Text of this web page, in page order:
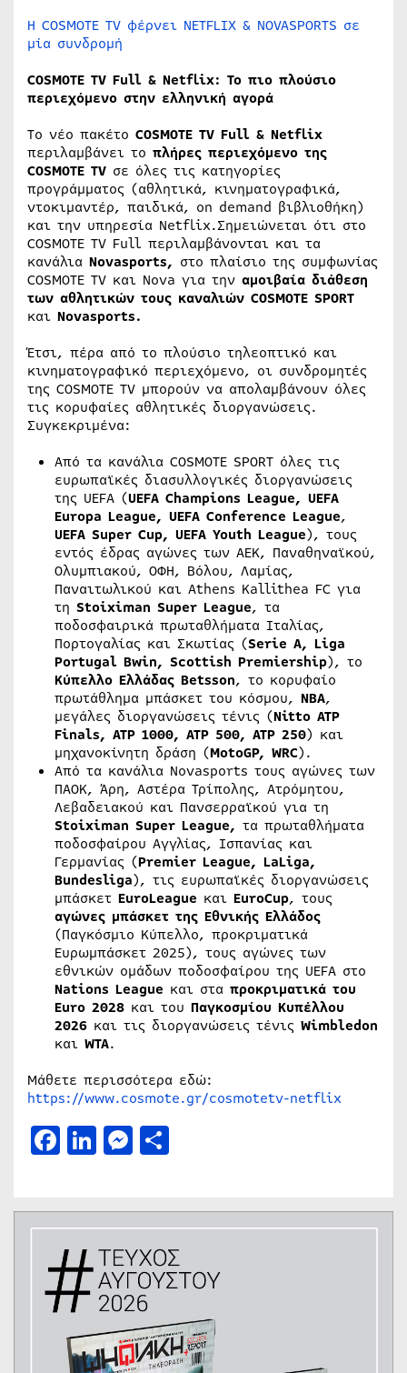
H COSMOTE TV φέρνει NETFLIX & NOVASPORTS σε
μία συνδρομή
COSMOTE TV Full & Netflix: Το πιο πλούσιο
περιεχόμενο στην ελληνική αγορά
To νέο πακέτο COSMOTE TV Full & Netflix
περιλαμβάνει το πλήρες περιεχόμενο της
COSMOTE TV σε όλες τις κατηγορίες
προγράμματος (αθλητικά, κινηματογραφικά,
ντοκιμαντέρ, παιδικά, on demand βιβλιοθήκη)
και την υπηρεσία Netflix.Σημειώνεται ότι στο
COSMOTE TV Full περιλαμβάνονται και τα
κανάλια Novasports, στο πλαίσιο της συμφωνίας
COSMOTE TV και Nova για την αμοιβαία διάθεση
των αθλητικών τους καναλιών COSMOTE SPORT
και Novasports.
Έτσι, πέρα από το πλούσιο τηλεοπτικό και
κινηματογραφικό περιεχόμενο, οι συνδρομητές
της COSMOTE TV μπορούν να απολαμβάνουν όλες
τις κορυφαίες αθλητικές διοργανώσεις.
Συγκεκριμένα:
Από τα κανάλια COSMOTE SPORT όλες τις
ευρωπαϊκές διασυλλογικές διοργανώσεις
της UEFA (UEFA Champions League, UEFA
Europa League, UEFA Conference League,
UEFA Super Cup, UEFA Youth League), τους
εντός έδρας αγώνες των ΑΕΚ, Παναθηναϊκού,
Ολυμπιακού, ΟΦΗ, Βόλου, Λαμίας,
Παναιτωλικού και Athens Kallithea FC για
τη Stoiximan Super League, τα
ποδοσφαιρικά πρωταθλήματα Ιταλίας,
Πορτογαλίας και Σκωτίας (Serie A, Liga
Portugal Bwin, Scottish Premiership), το
Κύπελλο Ελλάδας Betsson, το κορυφαίο
πρωτάθλημα μπάσκετ του κόσμου, ΝΒΑ,
μεγάλες διοργανώσεις τένις (Nitto ATP
Finals, ATP 1000, ATP 500, ATP 250) και
μηχανοκίνητη δράση (MotoGP, WRC).
Από τα κανάλια Novasports τους αγώνες των
ΠΑΟΚ, Άρη, Αστέρα Τρίπολης, Ατρόμητου,
Λεβαδειακού και Πανσερραϊκού για τη
Stoiximan Super League, τα πρωταθλήματα
ποδοσφαίρου Αγγλίας, Ισπανίας και
Γερμανίας (Premier League, LaLiga,
Bundesliga), τις ευρωπαϊκές διοργανώσεις
μπάσκετ EuroLeague και EuroCup, τους
αγώνες μπάσκετ της Εθνικής Ελλάδος
(Παγκόσμιο Κύπελλο, προκριματικά
Ευρωμπάσκετ 2025), τους αγώνες των
εθνικών ομάδων ποδοσφαίρου της UEFA στο
Nations League και στα προκριματικά του
Euro 2028 και του Παγκοσμίου Κυπέλλου
2026 και τις διοργανώσεις τένις Wimbledon
και WTA.
Μάθετε περισσότερα εδώ:
https://www.cosmote.gr/cosmotetv-netflix
Facebook
LinkedIn
Messenger